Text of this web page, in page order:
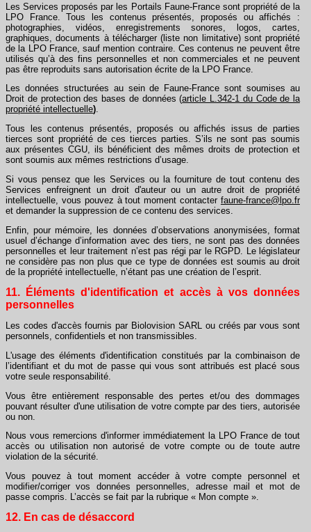
Les Services proposés par les Portails Faune-France sont propriété de la
LPO France. Tous les contenus présentés, proposés ou affichés :
photographies, vidéos, enregistrements sonores, logos, cartes,
graphiques, documents à télécharger (liste non limitative) sont propriété
de la LPO France, sauf mention contraire. Ces contenus ne peuvent être
utilisés qu’à des fins personnelles et non commerciales et ne peuvent
pas être reproduits sans autorisation écrite de la LPO France.
Les données structurées au sein de Faune-France sont soumises au
Droit de protection des bases de données (article L.342-1 du Code de la
propriété intellectuelle).
Tous les contenus présentés, proposés ou affichés issus de parties
tierces sont propriété de ces tierces parties. S’ils ne sont pas soumis
aux présentes CGU, ils bénéficient des mêmes droits de protection et
sont soumis aux mêmes restrictions d’usage.
Si vous pensez que les Services ou la fourniture de tout contenu des
Services enfreignent un droit d'auteur ou un autre droit de propriété
intellectuelle, vous pouvez à tout moment contacter faune-france@lpo.fr
et demander la suppression de ce contenu des services.
Enfin, pour mémoire, les données d’observations anonymisées, format
usuel d’échange d’information avec des tiers, ne sont pas des données
personnelles et leur traitement n’est pas régi par le RGPD. Le législateur
ne considère pas non plus que ce type de données est soumis au droit
de la propriété intellectuelle, n’étant pas une création de l’esprit.
11. Éléments d'identification et accès à vos données
personnelles
Les codes d'accès fournis par Biolovision SARL ou créés par vous sont
personnels, confidentiels et non transmissibles.
L'usage des éléments d'identification constitués par la combinaison de
l’identifiant et du mot de passe qui vous sont attribués est placé sous
votre seule responsabilité.
Vous être entièrement responsable des pertes et/ou des dommages
pouvant résulter d'une utilisation de votre compte par des tiers, autorisée
ou non.
Nous vous remercions d'informer immédiatement la LPO France de tout
accès ou utilisation non autorisé de votre compte ou de toute autre
violation de la sécurité.
Vous pouvez à tout moment accéder à votre compte personnel et
modifier/corriger vos données personnelles, adresse mail et mot de
passe compris. L’accès se fait par la rubrique « Mon compte ».
12. En cas de désaccord